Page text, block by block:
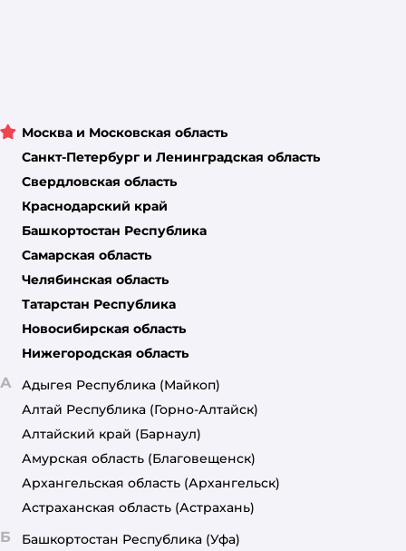
Москва и Московская область
Санкт-Петербург и Ленинградская область
Свердловская область
Краснодарский край
Башкортостан Республика
Самарская область
Челябинская область
Татарстан Республика
Новосибирская область
Нижегородская область
А Адыгея Республика (Майкоп)
Алтай Республика (Горно-Алтайск)
Алтайский край (Барнаул)
Амурская область (Благовещенск)
Архангельская область (Архангельск)
Астраханская область (Астрахань)
Б Башкортостан Республика (Уфа)